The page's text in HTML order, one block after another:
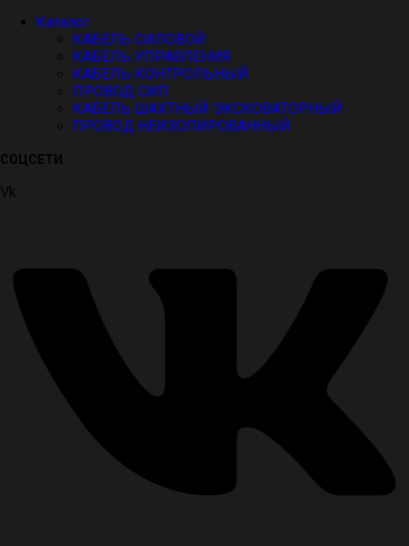
Каталог
КАБЕЛЬ СИЛОВОЙ
КАБЕЛЬ УПРАВЛЕНИЯ
КАБЕЛЬ КОНТРОЛЬНЫЙ
ПРОВОД СИП
КАБЕЛЬ ШАХТНЫЙ ЭКСКОВАТОРНЫЙ
ПРОВОД НЕИЗОЛИРОВАННЫЙ
СОЦСЕТИ
Vk